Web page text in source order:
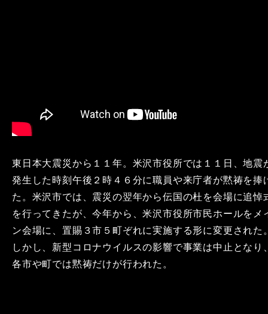
東日本大震災から１１年。米沢市役所では１１日、地震
発生した時刻午後２時４６分に職員や来庁者が黙祷を捧
た。米沢市では、震災の翌年から伝国の杜を会場に追悼
を行ってきたが、今年から、米沢市役所市民ホールをメ
ン会場に、置賜３市５町ぞれに実施する形に変更された
しかし、新型コロナウイルスの影響で事業は中止となり
各市や町では黙祷だけが行われた。